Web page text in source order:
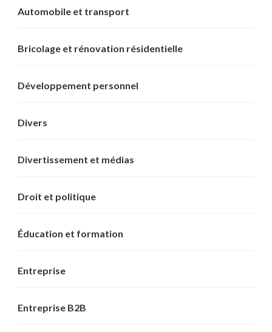
Automobile et transport
Bricolage et rénovation résidentielle
Développement personnel
Divers
Divertissement et médias
Droit et politique
Éducation et formation
Entreprise
Entreprise B2B